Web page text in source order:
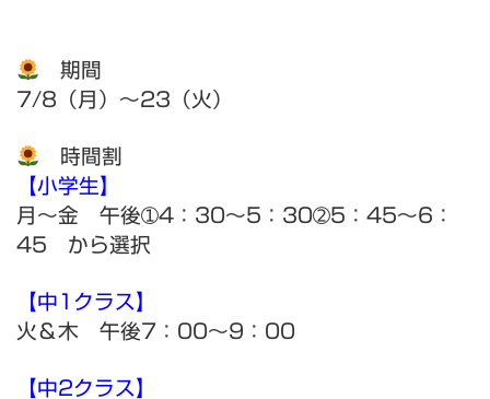
期間
7/8（月）～23（火）
時間割
【小学生】
月～金 午後➀4：30～5：30➁5：45～6：
45 から選択
【中1クラス】
火＆木 午後7：00～9：00
【中2クラス】